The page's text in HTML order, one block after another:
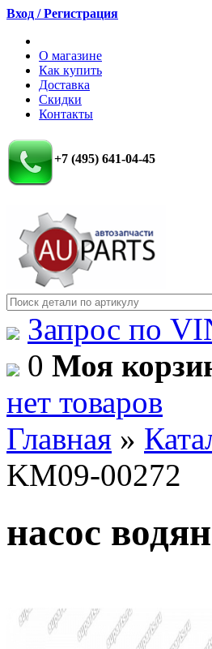
Вход / Регистрация
О магазине
Как купить
Доставка
Скидки
Контакты
+7 (495) 641-04-45
Запрос по
0 Моя
нет товаров
Главная »
KM09-00272
насос